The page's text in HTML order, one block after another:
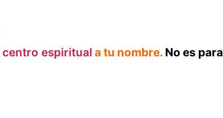
centro espiritual a tu nombre. No es para